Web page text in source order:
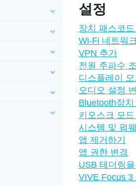
설정
장치 패스코드
Wi‍-Fi 네트워
VPN 추가
전원 주파수
디스플레이
오디오 설정
Bluetooth장치
키오스크 모
시스템 및 펌
앱 제거하기
앱 권한 변경
USB 테더링
VIVE Focus 3